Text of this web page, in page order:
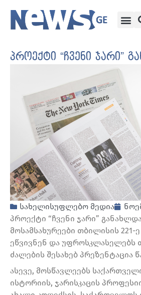
პროექტი “ჩვენი ჯარი”
სახელისუფლებო მედია
პროექტი “ჩვენი ჯარი”
მოსამსახურეები თბილისის 221-
ეწვივნენ და უფროსკლასელებს
ძალების შესახებ პრეზენტაცია
ასევე, მოსწავლეებს
ისტორიის, ჯარისკაცის